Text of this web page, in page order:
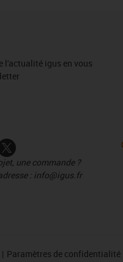
l'actualité igus en vous
une commande ?
: info@igus.fr
Paramètres de confidentialité